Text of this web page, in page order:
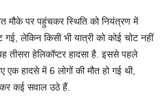
मौके पर पहुंचकर स्थिति को नियंत्रण में
लेकिन किसी भी यात्री को कोई चोट नहीं
तीसरा हेलिकॉप्टर हादसा है. इससे पहले
एक हादसे में 6 लोगों की मौत हो गई थी,
कई सवाल उठे हैं.